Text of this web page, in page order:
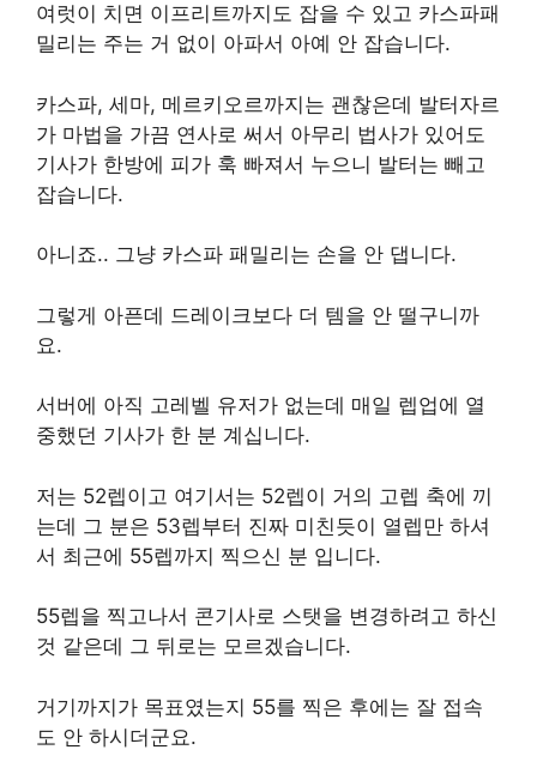
여럿이 치면 이프리트까지도 잡을 수 있고 카스파패
밀리는 주는 거 없이 아파서 아예 안 잡습니다.
카스파, 세마, 메르키오르까지는 괜찮은데 발터자르
가 마법을 가끔 연사로 써서 아무리 법사가 있어도
기사가 한방에 피가 훅 빠져서 누으니 발터는 빼고
잡습니다.
아니죠.. 그냥 카스파 패밀리는 손을 안 댑니다.
그렇게 아픈데 드레이크보다 더 템을 안 떨구니까
요.
서버에 아직 고레벨 유저가 없는데 매일 렙업에 열
중했던 기사가 한 분 계십니다.
저는 52렙이고 여기서는 52렙이 거의 고렙 축에 끼
는데 그 분은 53렙부터 진짜 미친듯이 열렙만 하셔
서 최근에 55렙까지 찍으신 분 입니다.
55렙을 찍고나서 콘기사로 스탯을 변경하려고 하신
것 같은데 그 뒤로는 모르겠습니다.
거기까지가 목표였는지 55를 찍은 후에는 잘 접속
도 안 하시더군요.